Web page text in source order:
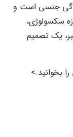
جنسی است و
سکسولوژی،
یک تصمیم
را بخوانید.>